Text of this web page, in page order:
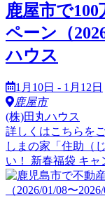
鹿屋市で
ペーン（
ハウス
1月10日 - 1月12日
鹿屋市
(株)田丸ハウス
詳しくはこちらを
しまの家「住助（
い！ 新春福袋 キャ